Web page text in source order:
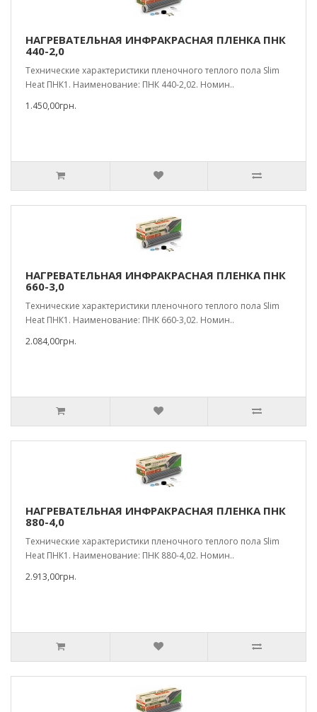
НАГРЕВАТЕЛЬНАЯ ИНФРАКРАСНАЯ ПЛЕНКА ПНК
440-2,0
Технические характеристики пленочного теплого пола Slim
Heat ПНК1. Наименование: ПНК 440-2,02. Номин..
1.450,00грн.
НАГРЕВАТЕЛЬНАЯ ИНФРАКРАСНАЯ ПЛЕНКА ПНК
660-3,0
Технические характеристики пленочного теплого пола Slim
Heat ПНК1. Наименование: ПНК 660-3,02. Номин..
2.084,00грн.
НАГРЕВАТЕЛЬНАЯ ИНФРАКРАСНАЯ ПЛЕНКА ПНК
880-4,0
Технические характеристики пленочного теплого пола Slim
Heat ПНК1. Наименование: ПНК 880-4,02. Номин..
2.913,00грн.